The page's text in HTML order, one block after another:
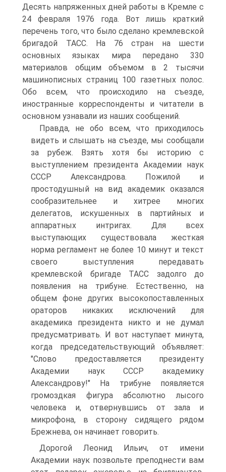
Десять напряженных дней работы в Кремле с
24 февраля 1976 года. Вот лишь краткий
перечень того, что было сделано кремлевской
бригадой ТАСС. На 76 стран на шести
основных языках мира передано 330
материалов общим объемом в 2 тысячи
машинописных страниц 100 газетных полос.
Обо всем, что происходило на съезде,
иностранные корреспонденты и читатели в
основном узнавали из наших сообщений.
Правда, не обо всем, что приходилось
видеть и слышать на съезде, мы сообщали
за рубеж. Взять хотя бы историю с
выступлением президента Академии наук
СССР Александрова. Пожилой и
простодушный на вид академик оказался
сообразительнее и хитрее многих
делегатов, искушенных в партийных и
аппаратных интригах. Для всех
выступающих существовала жесткая
норма регламент не более 10 минут и текст
своего выступления передавать
кремлевской бригаде ТАСС задолго до
появления на трибуне. Естественно, на
общем фоне других высокопоставленных
ораторов никаких исключений для
академика президента никто и не думал
предусматривать. И вот наступает минута,
когда председательствующий объявляет:
"Слово предоставляется президенту
Академии наук СССР академику
Александрову!" На трибуне появляется
громоздкая фигура абсолютно лысого
человека и, отвернувшись от зала и
микрофона, в сторону сидящего рядом
Брежнева, он начинает говорить.
Дорогой Леонид Ильич, от имени
Академии наук позвольте преподнести вам